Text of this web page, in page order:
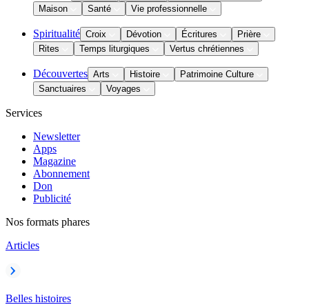
Maison
Santé Vie professionnelle
Spiritualité Croix Dévotion Écritures
Prière
Rites
Temps liturgiques Vertus chrétiennes
Découvertes Arts Histoire
Patrimoine Culture
Sanctuaires
Voyages
Services
Newsletter
Apps
Magazine
Abonnement
Don
Publicité
Nos formats phares
Articles
Belles histoires